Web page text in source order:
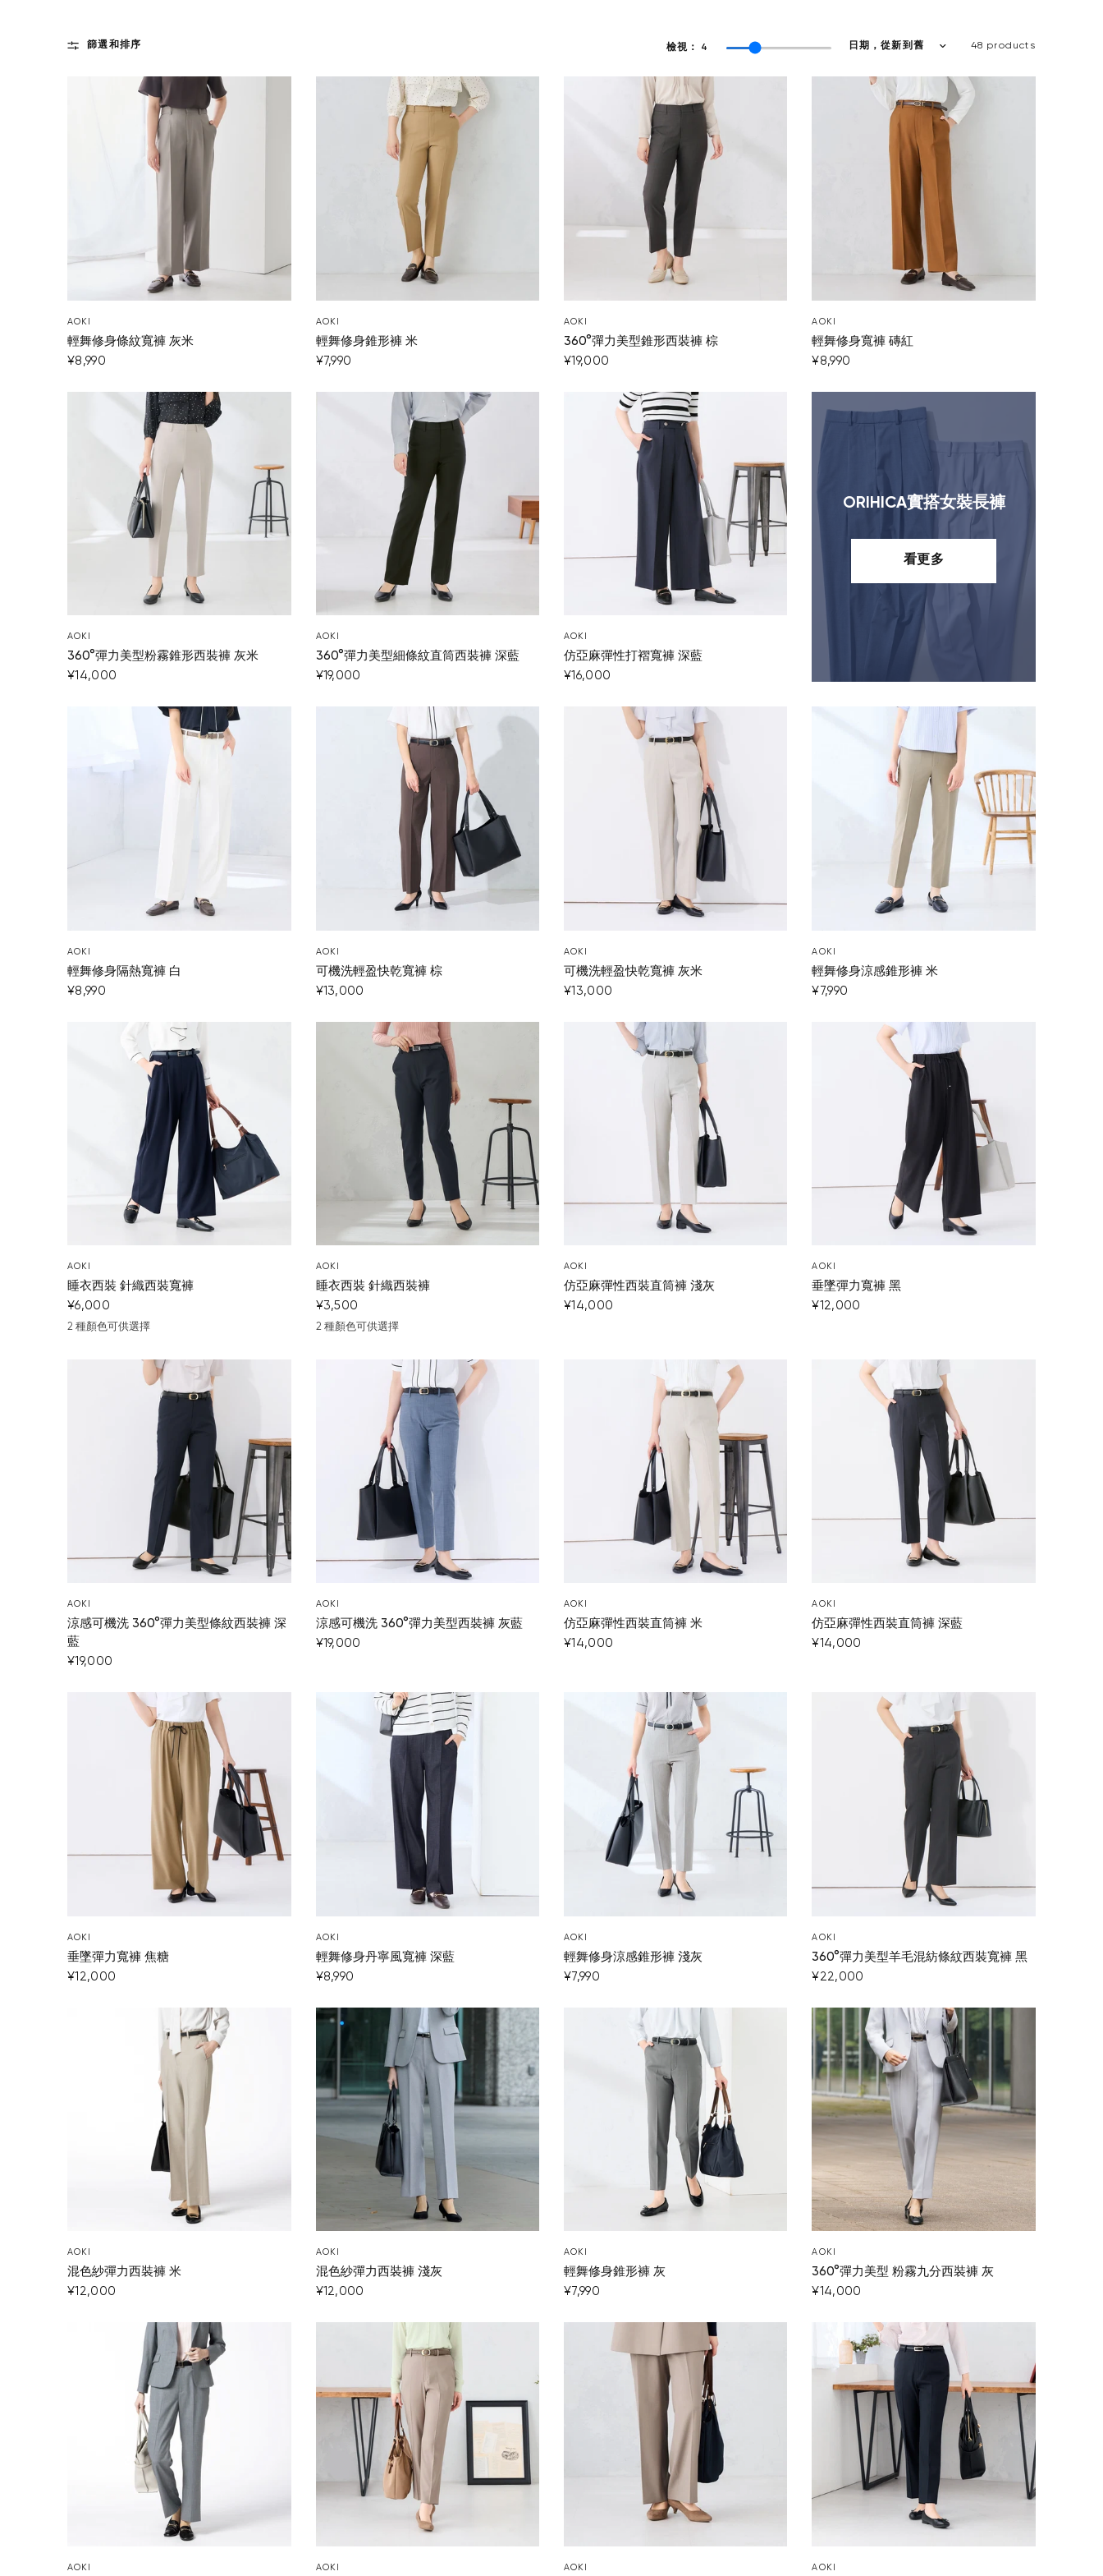
篩選和排序 檢視： 4 48 products
AOKI
輕舞修身條紋寬褲 灰米
¥8,990
AOKI
輕舞修身錐形褲 米
¥7,990
AOKI
360°彈力美型錐形西裝褲 棕
¥19,000
AOKI
輕舞修身寬褲 磚紅
¥8,990
AOKI
360°彈力美型粉霧錐形西裝褲 灰米
¥14,000
AOKI
360°彈力美型細條紋直筒西裝褲 深藍
¥19,000
AOKI
仿亞麻彈性打褶寬褲 深藍
¥16,000
ORIHICA實搭女裝長褲
看更多
AOKI
輕舞修身隔熱寬褲 白
¥8,990
AOKI
可機洗輕盈快乾寬褲 棕
¥13,000
AOKI
可機洗輕盈快乾寬褲 灰米
¥13,000
AOKI
輕舞修身涼感錐形褲 米
¥7,990
AOKI
睡衣西裝 針織西裝寬褲
¥6,000
深藍米色
2 種顏色可供選擇
AOKI
睡衣西裝 針織西裝褲
¥3,500
深藍
黑
2 種顏色可供選擇
AOKI
仿亞麻彈性西裝直筒褲 淺灰
¥14,000
AOKI
垂墜彈力寬褲 黑
¥12,000
AOKI
涼感可機洗 360°彈力美型條紋西裝褲 深
藍
¥19,000
AOKI
涼感可機洗 360°彈力美型西裝褲 灰藍
¥19,000
AOKI
仿亞麻彈性西裝直筒褲 米
¥14,000
AOKI
仿亞麻彈性西裝直筒褲 深藍
¥14,000
AOKI
垂墜彈力寬褲 焦糖
¥12,000
AOKI
輕舞修身丹寧風寬褲 深藍
¥8,990
AOKI
輕舞修身涼感錐形褲 淺灰
¥7,990
AOKI
360°彈力美型羊毛混紡條紋西裝寬褲 黑
¥22,000
AOKI
混色紗彈力西裝褲 米
¥12,000
AOKI
混色紗彈力西裝褲 淺灰
¥12,000
AOKI
輕舞修身錐形褲 灰
¥7,990
AOKI
360°彈力美型 粉霧九分西裝褲 灰
¥14,000
AOKI AOKI AOKI AOKI
您的購物車目前是空的。